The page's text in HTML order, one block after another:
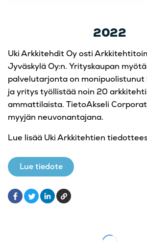
2022
Uki Arkkitehdit Oy osti
Jyväskylä Oy:n. Yrityskaupan
palvelutarjonta on monipuolistunut
ja yritys työllistää noin 20
ammattilaista. TietoAkseli
myyjän neuvonantajana.
Lue lisää Uki Arkkitehtien
Lue tiedote
FacebookLinkedIn